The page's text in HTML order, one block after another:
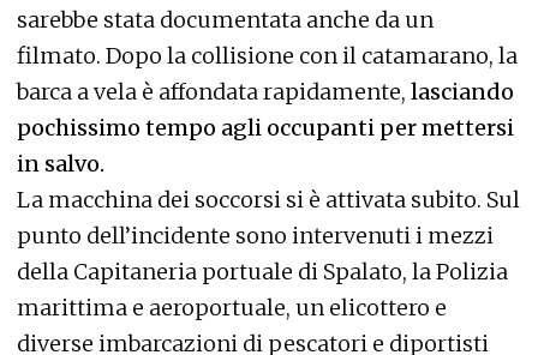
sarebbe stata documentata anche da un
filmato. Dopo la collisione con il catamarano, la
barca a vela è affondata rapidamente, lasciando
pochissimo tempo agli occupanti per mettersi
in salvo.
La macchina dei soccorsi si è attivata subito. Sul
punto dell’incidente sono intervenuti i mezzi
della Capitaneria portuale di Spalato, la Polizia
marittima e aeroportuale, un elicottero e
diverse imbarcazioni di pescatori e diportisti